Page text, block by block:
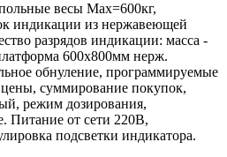
весы Мах=600кг,
индикации из нержавеющей
разрядов индикации: масса -
600х800мм нерж.
обнуление, программируемые
суммирование покупок,
режим дозирования,
Питание от сети 220В,
подсветки индикатора.